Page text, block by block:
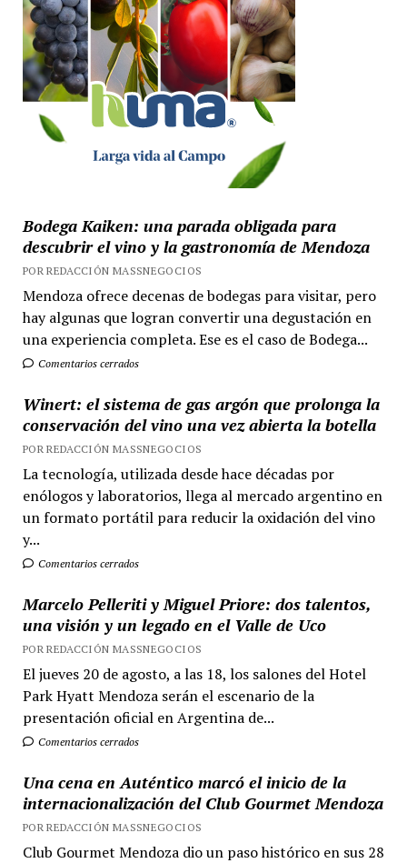
Bodega Kaiken: una parada obligada para
descubrir el vino y la gastronomía de Mendoza
POR REDACCIÓN MASSNEGOCIOS
Mendoza ofrece decenas de bodegas para visitar, pero
hay algunas que logran convertir una degustación en
una experiencia completa. Ese es el caso de Bodega...
Comentarios cerrados
Winert: el sistema de gas argón que prolonga la
conservación del vino una vez abierta la botella
POR REDACCIÓN MASSNEGOCIOS
La tecnología, utilizada desde hace décadas por
enólogos y laboratorios, llega al mercado argentino en
un formato portátil para reducir la oxidación del vino
y...
Comentarios cerrados
Marcelo Pelleriti y Miguel Priore: dos talentos,
una visión y un legado en el Valle de Uco
POR REDACCIÓN MASSNEGOCIOS
El jueves 20 de agosto, a las 18, los salones del Hotel
Park Hyatt Mendoza serán el escenario de la
presentación oficial en Argentina de...
Comentarios cerrados
Una cena en Auténtico marcó el inicio de la
internacionalización del Club Gourmet Mendoza
POR REDACCIÓN MASSNEGOCIOS
Club Gourmet Mendoza dio un paso histórico en sus 28